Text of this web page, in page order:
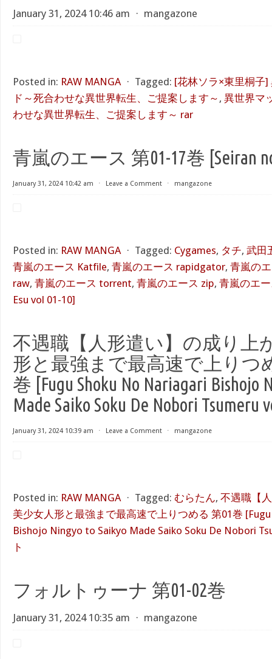
January 31, 2024 10:46 am ⋅ mangazone
Posted in: RAW MANGA ⋅ Tagged: [花林ソラ×東里桐子
ド～死合わせな異世界転生、ご提案します～ , 異世界マ
わせな異世界転生、ご提案します～ rar
青嵐のエース 第01-17巻 [Seiran no
January 31, 2024 10:42 am ⋅ Leave a Comment ⋅ mangazone
Posted in: RAW MANGA ⋅ Tagged: Cygames, タチ, 武田
青嵐のエース Katfile, 青嵐のエース rapidgator, 青嵐の
raw, 青嵐のエース torrent, 青嵐のエース zip, 青嵐のエ
Esu vol 01-10]
不遇職【人形遣い】の成り上
形と最強まで最高速で上りつ
巻 [Fugu Shoku No Nariagari Bishojo
Made Saiko Soku De Nobori Tsumeru
January 31, 2024 10:39 am ⋅ Leave a Comment ⋅ mangazone
Posted in: RAW MANGA ⋅ Tagged: むらたん, 不遇職【
美少女人形と最強まで最高速で上りつめる 第01巻
Bishojo Ningyo to Saikyo Made Saiko Soku De Nobori
ト
フォルトゥーナ 第01-02巻
January 31, 2024 10:35 am ⋅ mangazone